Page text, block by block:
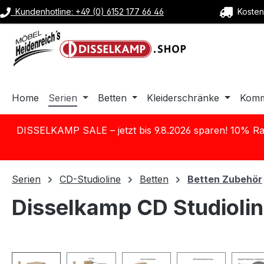
Hauptinhalt springen
Zur Suche springen
Zur Hauptnavigation springen
Kundenhotline: +49 (0) 6152 177 66 46
Home Serien Betten Kleiderschränke
DISSELKAMP SALE – jetzt bis 9.8.2026 sparen! 10%
Serien CD-Studioline Betten Betten Zubehör
Disselkamp CD
Bildergalerie überspringen